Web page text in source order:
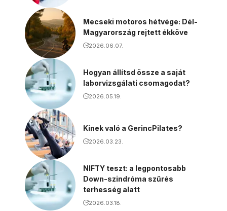
Mecseki motoros hétvége: Dél-
Magyarország rejtett ékköve
2026.06.07.
Hogyan állítsd össze a saját
laborvizsgálati csomagodat?
2026.05.19.
Kinek való a GerincPilates?
2026.03.23.
NIFTY teszt: a legpontosabb
Down-szindróma szűrés
terhesség alatt
2026.03.18.